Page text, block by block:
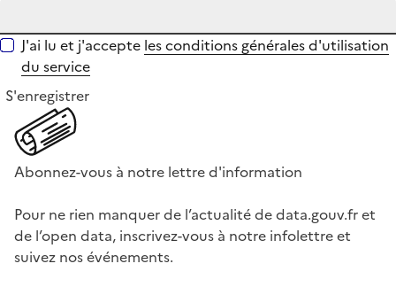
J'ai lu et j'accepte les conditions générales d'utilisation
du service
S'enregistrer
Abonnez-vous à notre lettre d'information
Pour ne rien manquer de l’actualité de data.gouv.fr et
de l’open data, inscrivez-vous à notre infolettre et
suivez nos événements.